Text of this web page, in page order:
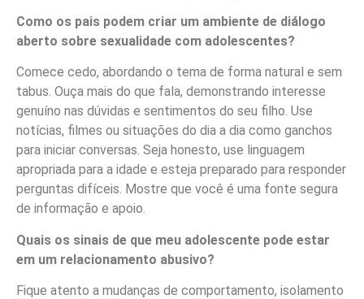
Como os pais podem criar um ambiente de diálogo
aberto sobre sexualidade com adolescentes?
Comece cedo, abordando o tema de forma natural e sem
tabus. Ouça mais do que fala, demonstrando interesse
genuíno nas dúvidas e sentimentos do seu filho. Use
notícias, filmes ou situações do dia a dia como ganchos
para iniciar conversas. Seja honesto, use linguagem
apropriada para a idade e esteja preparado para responder
perguntas difíceis. Mostre que você é uma fonte segura
de informação e apoio.
Quais os sinais de que meu adolescente pode estar
em um relacionamento abusivo?
Fique atento a mudanças de comportamento, isolamento